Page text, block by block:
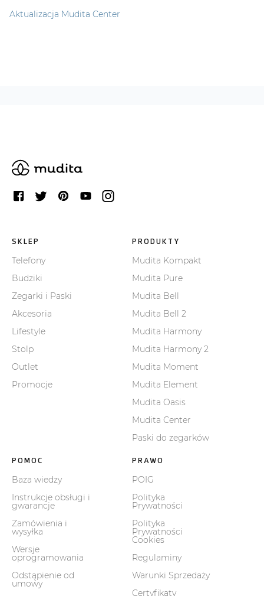
Aktualizacja Mudita Center
SKLEP
Telefony
Budziki
Zegarki i Paski
Akcesoria
Lifestyle
Stolp
Outlet
Promocje
PRODUKTY
Mudita Kompakt
Mudita Pure
Mudita Bell
Mudita Bell 2
Mudita Harmony
Mudita Harmony 2
Mudita Moment
Mudita Element
Mudita Oasis
Mudita Center
Paski do zegarków
POMOC
Baza wiedzy
Instrukcje obsługi i
gwarancje
Zamówienia i
wysyłka
Wersje
oprogramowania
Odstąpienie od
umowy
PRAWO
POIG
Polityka
Prywatności
Polityka
Prywatności
Cookies
Regulaminy
Warunki Sprzedaży
Certyfikaty